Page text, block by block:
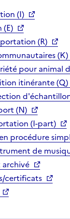
(I)
(R)
(K)
pour animal
itinérante (Q)
(N)
(I-part)
procédure
de
archivé
certificats